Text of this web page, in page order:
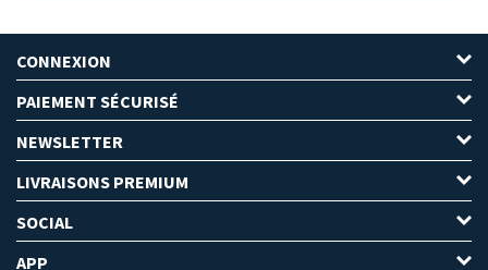
CONNEXION
PAIEMENT SÉCURISÉ
NEWSLETTER
LIVRAISONS PREMIUM
SOCIAL
APP